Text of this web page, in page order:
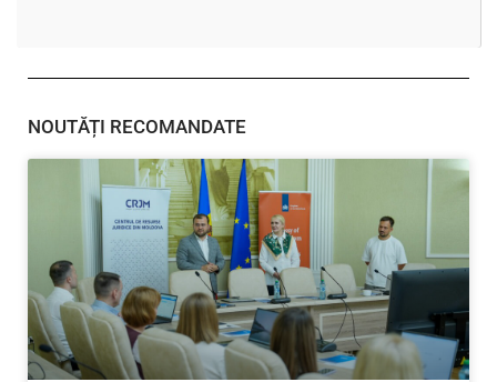
NOUTĂȚI RECOMANDATE